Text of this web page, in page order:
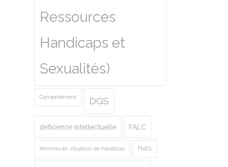
Ressources
Handicaps et
Sexualités)
Consentement DGS
déficience intellectuelle FALC
femmes en situation de handicap FNES